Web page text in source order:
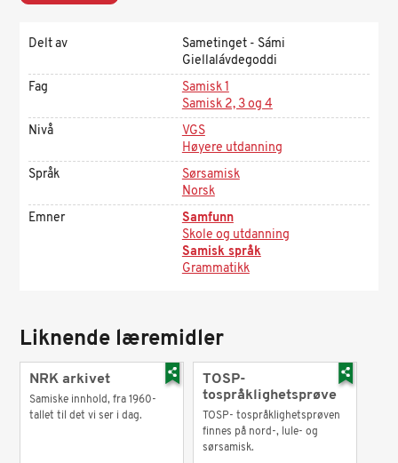
Delt av
Sametinget - Sámi
Giellalávdegoddi
Fag
Samisk 1
Samisk 2, 3 og 4
Nivå
VGS
Høyere utdanning
Språk
Sørsamisk
Norsk
Emner
Samfunn
Skole og utdanning
Samisk språk
Grammatikk
Liknende læremidler
NRK arkivet
Samiske innhold, fra 1960-
tallet til det vi ser i dag.
TOSP-
tospråklighetsprøve
TOSP- tospråklighetsprøven
finnes på nord-, lule- og
sørsamisk.